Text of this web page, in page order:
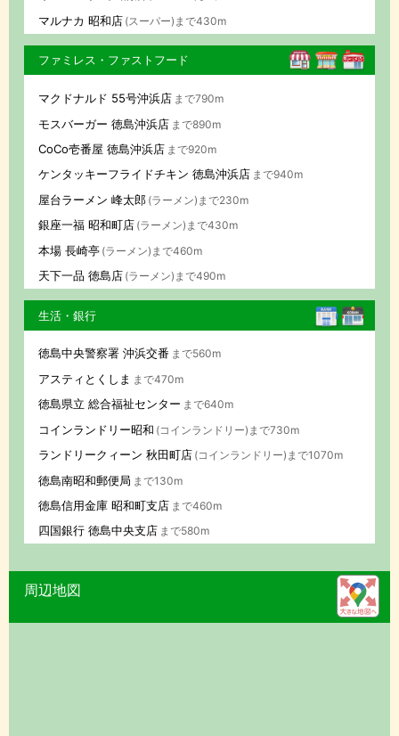
マルナカ 昭和店 (スーパー)まで430m
ファミレス・ファストフード
マクドナルド 55号沖浜店 まで790m
モスバーガー 徳島沖浜店 まで890m
CoCo壱番屋 徳島沖浜店 まで920m
ケンタッキーフライドチキン 徳島沖浜店 まで940m
屋台ラーメン 峰太郎 (ラーメン)まで230m
銀座一福 昭和町店 (ラーメン)まで430m
本場 長崎亭 (ラーメン)まで460m
天下一品 徳島店 (ラーメン)まで490m
生活・銀行
徳島中央警察署 沖浜交番 まで560m
アスティとくしま まで470m
徳島県立 総合福祉センター まで640m
コインランドリー昭和 (コインランドリー)まで730m
ランドリークィーン 秋田町店 (コインランドリー)まで1070m
徳島南昭和郵便局 まで130m
徳島信用金庫 昭和町支店 まで460m
四国銀行 徳島中央支店 まで580m
周辺地図